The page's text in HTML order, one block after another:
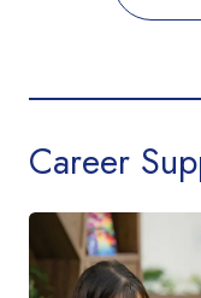
Career